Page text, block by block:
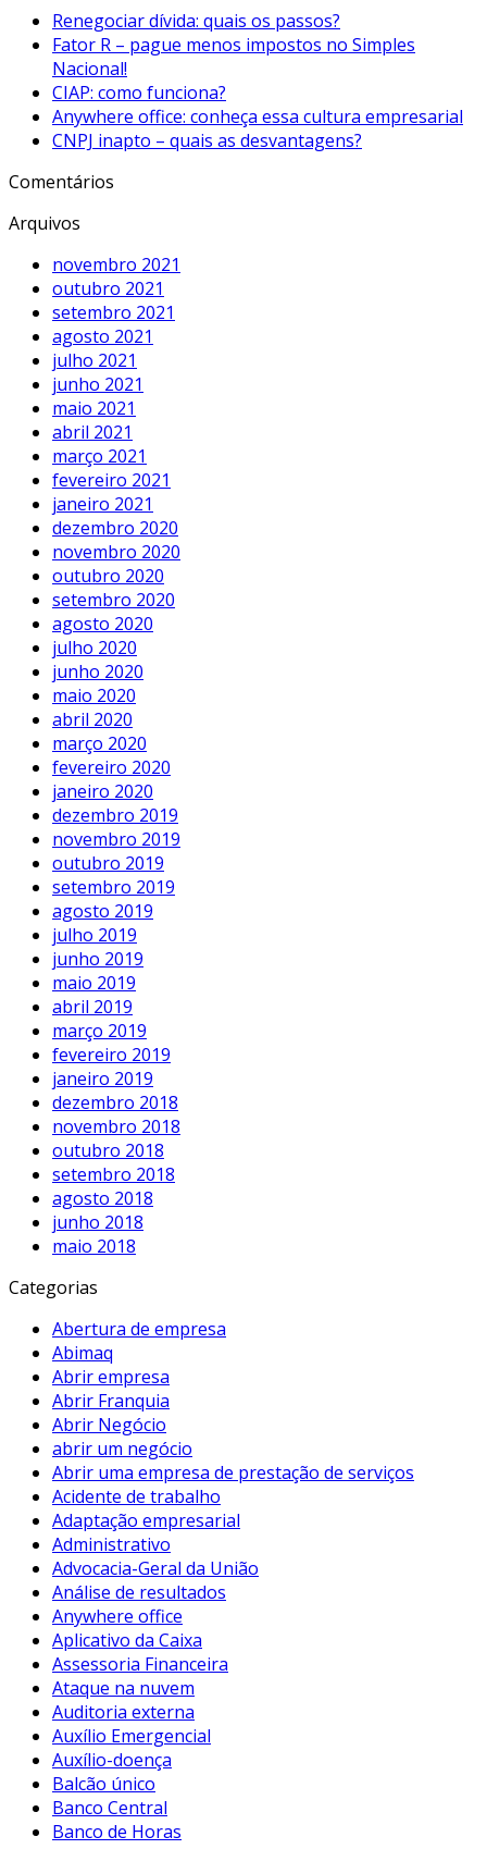
Renegociar dívida: quais os passos?
Fator R – pague menos impostos no Simples
Nacional!
CIAP: como funciona?
Anywhere office: conheça essa cultura empresarial
CNPJ inapto – quais as desvantagens?
Comentários
Arquivos
novembro 2021
outubro 2021
setembro 2021
agosto 2021
julho 2021
junho 2021
maio 2021
abril 2021
março 2021
fevereiro 2021
janeiro 2021
dezembro 2020
novembro 2020
outubro 2020
setembro 2020
agosto 2020
julho 2020
junho 2020
maio 2020
abril 2020
março 2020
fevereiro 2020
janeiro 2020
dezembro 2019
novembro 2019
outubro 2019
setembro 2019
agosto 2019
julho 2019
junho 2019
maio 2019
abril 2019
março 2019
fevereiro 2019
janeiro 2019
dezembro 2018
novembro 2018
outubro 2018
setembro 2018
agosto 2018
junho 2018
maio 2018
Categorias
Abertura de empresa
Abimaq
Abrir empresa
Abrir Franquia
Abrir Negócio
abrir um negócio
Abrir uma empresa de prestação de serviços
Acidente de trabalho
Adaptação empresarial
Administrativo
Advocacia-Geral da União
Análise de resultados
Anywhere office
Aplicativo da Caixa
Assessoria Financeira
Ataque na nuvem
Auditoria externa
Auxílio Emergencial
Auxílio-doença
Balcão único
Banco Central
Banco de Horas